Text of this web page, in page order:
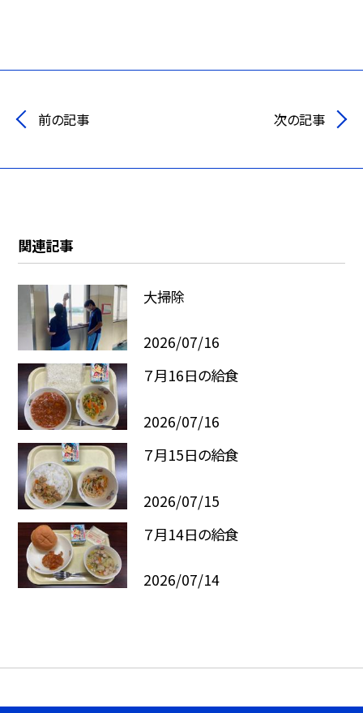
前の記事 次の記事
関連記事
大掃除
2026/07/16
７月16日の給食
2026/07/16
７月15日の給食
2026/07/15
７月14日の給食
2026/07/14